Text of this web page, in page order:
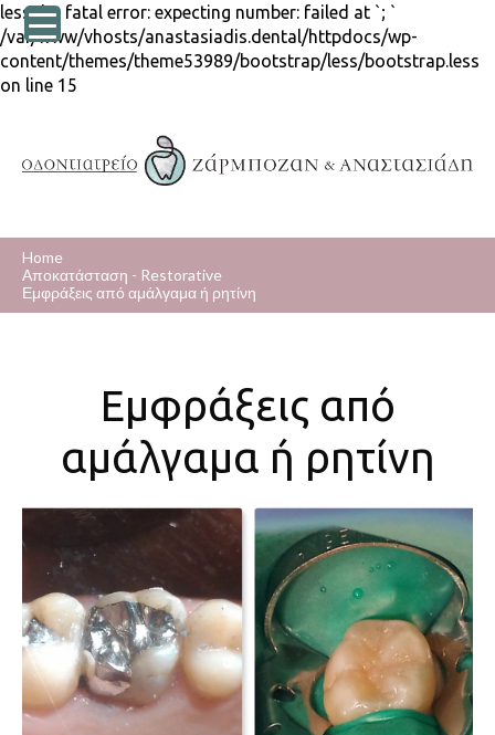
lessphp fatal error: expecting number: failed at `; `
/var/www/vhosts/anastasiadis.dental/httpdocs/wp-
content/themes/theme53989/bootstrap/less/bootstrap.less
on line 15
Home
Αποκατάσταση - Restorative
Εμφράξεις από αμάλγαμα ή ρητίνη
Εμφράξεις από
αμάλγαμα ή ρητίνη